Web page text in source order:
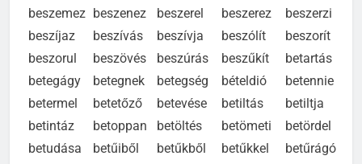
beszemez beszenez beszerel beszerez
beszerzi
beszíjaz
beszívás beszívja beszólít
beszorít
beszorul
beszövés beszúrás beszűkít
betartás
betegágy
betegnek betegség bételdió
betennie
betermel
betetőző betevése betiltás
betiltja
betintáz
betoppan betöltés betömeti
betördel
betudása
betűiből betűkből betűkkel
betűrágó